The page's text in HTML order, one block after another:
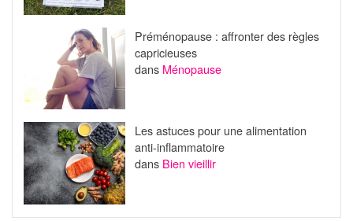
Préménopause : affronter des règles
capricieuses
dans Ménopause
Les astuces pour une alimentation
anti-inflammatoire
dans Bien vieillir